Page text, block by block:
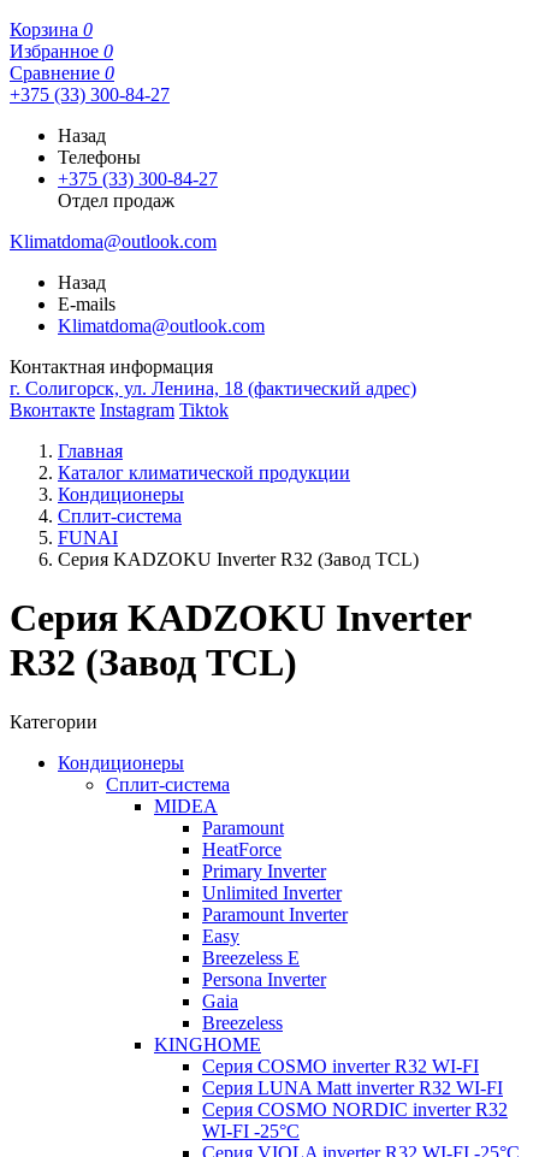
Корзина 0
Избранное 0
Сравнение 0
+375 (33) 300-84-27
Назад
Телефоны
+375 (33) 300-84-27
Отдел продаж
Klimatdoma@outlook.com
Назад
E-mails
Klimatdoma@outlook.com
Контактная информация
г. Солигорск, ул. Ленина, 18 (фактический адрес)
Вконтакте Instagram Tiktok
Главная
Каталог климатической продукции
Кондиционеры
Сплит-система
FUNAI
Серия KADZOKU Inverter R32 (Завод TCL)
Серия KADZOKU Inverter
R32 (Завод TCL)
Категории
Кондиционеры
Сплит-система
MIDEA
Paramount
HeatForce
Primary Inverter
Unlimited Inverter
Paramount Inverter
Easy
Breezeless E
Persona Inverter
Gaia
Breezeless
KINGHOME
Серия COSMO inverter R32 WI-FI
Серия LUNA Matt inverter R32 WI-FI
Серия COSMO NORDIC inverter R32
WI-FI -25°C
Серия VIOLA inverter R32 WI-FI -25°C